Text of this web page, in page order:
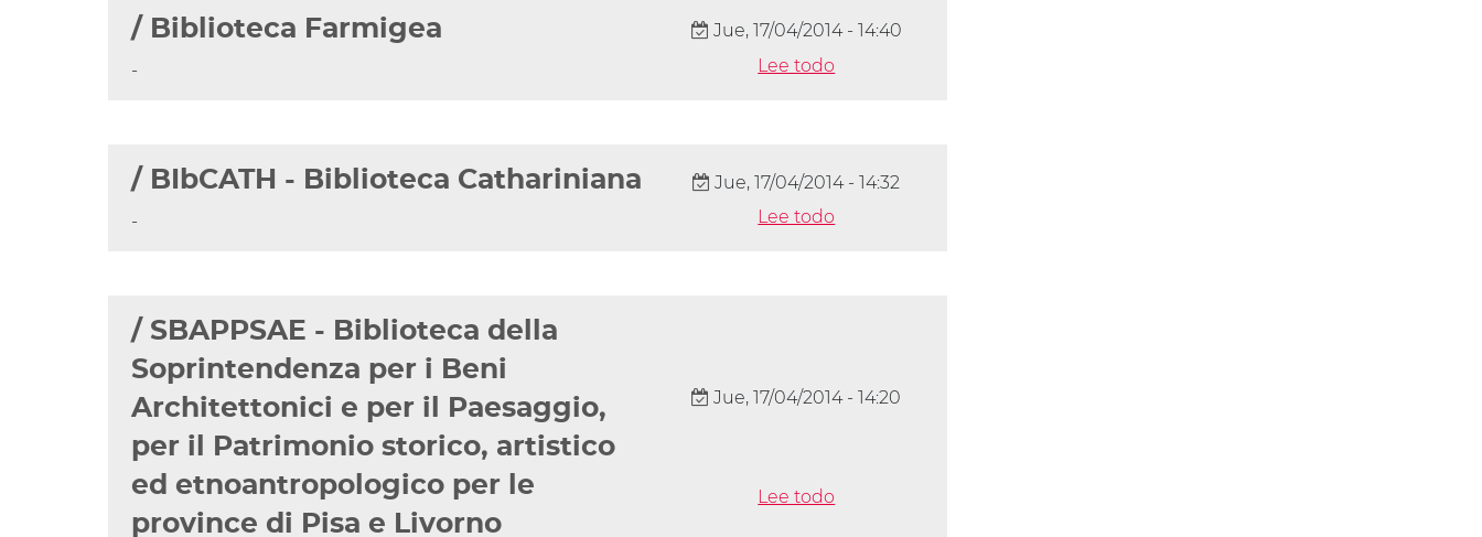
/ Biblioteca Farmigea
-
Jue, 17/04/2014 - 14:40
Lee todo
/ BIbCATH - Biblioteca Cathariniana
-
Jue, 17/04/2014 - 14:32
Lee todo
/ SBAPPSAE - Biblioteca della
Soprintendenza per i Beni
Architettonici e per il Paesaggio,
per il Patrimonio storico, artistico
ed etnoantropologico per le
province di Pisa e Livorno
Jue, 17/04/2014 - 14:20
Lee todo